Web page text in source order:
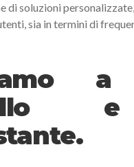
di soluzioni
sia in termini di
e